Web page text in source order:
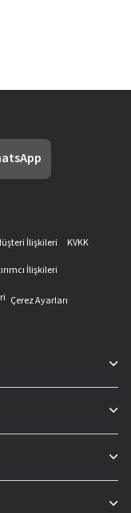
İlişkileri
KVKK
İlişkileri
Çerez Ayarları